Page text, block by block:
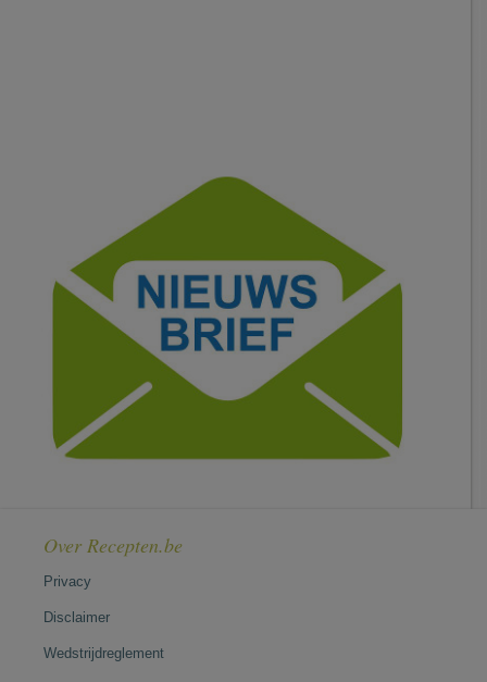
Over Recepten.be
Privacy
Disclaimer
Wedstrijdreglement